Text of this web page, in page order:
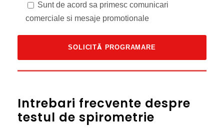
Sunt de acord sa primesc comunicari
comerciale si mesaje promotionale
Intrebari frecvente despre
testul de spirometrie